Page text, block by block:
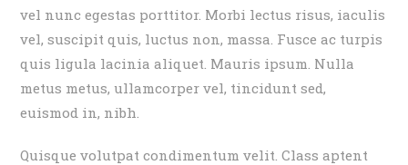
vel nunc egestas porttitor. Morbi lectus risus, iaculis
vel, suscipit quis, luctus non, massa. Fusce ac turpis
quis ligula lacinia aliquet. Mauris ipsum. Nulla
metus metus, ullamcorper vel, tincidunt sed,
euismod in, nibh.
Quisque volutpat condimentum velit. Class aptent